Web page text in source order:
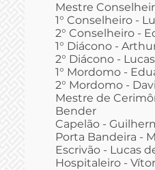
Mestre
1° Conselheiro -
2° Conselheiro -
1° Diácono -
2° Diácono -
1° Mordomo -
2° Mordomo -
Mestre de
Bender
Capelão -
Porta Bandeira -
Escrivão - Lucas
Hospitaleiro -